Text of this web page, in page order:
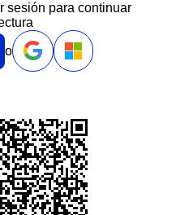
sesión para continuar
o